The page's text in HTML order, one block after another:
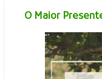
O Maior